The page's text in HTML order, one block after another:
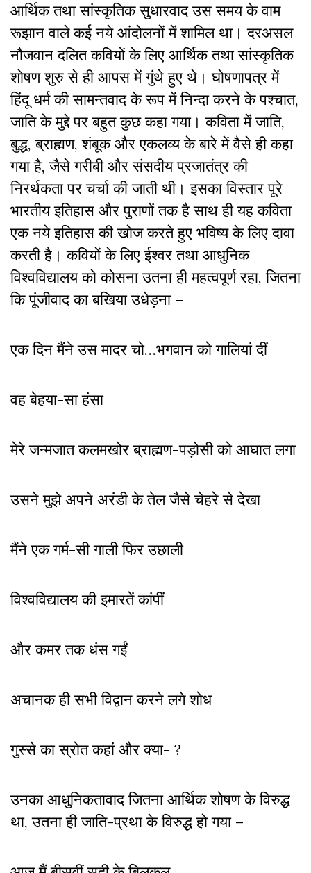
आर्थिक तथा सांस्कृतिक सुधारवाद उस समय के वाम
रूझान वाले कई नये आंदोलनों में शामिल था। दरअसल
नौजवान दलित कवियों के लिए आर्थिक तथा सांस्कृतिक
शोषण शुरु से ही आपस में गुंथे हुए थे। घोषणापत्र में
हिंदू धर्म की सामन्तवाद के रूप में निन्दा करने के पश्चात,
जाति के मुद्दे पर बहुत कुछ कहा गया। कविता में जाति,
बुद्ध, ब्राह्मण, शंबूक और एकलव्य के बारे में वैसे ही कहा
गया है, जैसे गरीबी और संसदीय प्रजातंत्र की
निरर्थकता पर चर्चा की जाती थी। इसका विस्तार पूरे
भारतीय इतिहास और पुराणों तक है साथ ही यह कविता
एक नये इतिहास की खोज करते हुए भविष्य के लिए दावा
करती है। कवियों के लिए ईश्वर तथा आधुनिक
विश्वविद्यालय को कोसना उतना ही महत्वपूर्ण रहा, जितना
कि पूंजीवाद का बखिया उधेड़ना –
एक दिन मैंने उस मादर चो…भगवान को गालियां दीं
वह बेहया-सा हंसा
मेरे जन्मजात कलमखोर ब्राह्मण-पड़ोसी को आघात लगा
उसने मुझे अपने अरंडी के तेल जैसे चेहरे से देखा
मैंने एक गर्म-सी गाली फिर उछाली
विश्वविद्यालय की इमारतें कांपीं
और कमर तक धंस गईं
अचानक ही सभी विद्वान करने लगे शोध
गुस्से का स्रोत कहां और क्या- ?
उनका आधुनिकतावाद जितना आर्थिक शोषण के विरुद्ध
था, उतना ही जाति-प्रथा के विरुद्ध हो गया –